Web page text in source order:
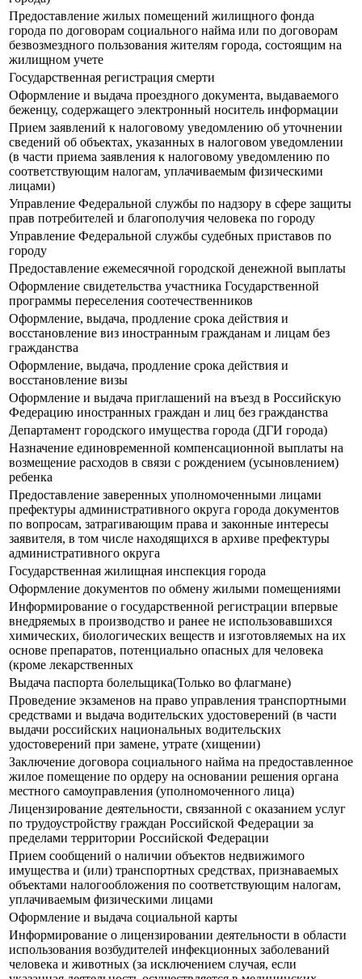
Предоставление жилых помещений жилищного фонда
города по договорам социального найма или по договорам
безвозмездного пользования жителям города, состоящим на
жилищном учете
Государственная регистрация смерти
Оформление и выдача проездного документа, выдаваемого
беженцу, содержащего электронный носитель информации
Прием заявлений к налоговому уведомлению об уточнении
сведений об объектах, указанных в налоговом уведомлении
(в части приема заявления к налоговому уведомлению по
соответствующим налогам, уплачиваемым физическими
лицами)
Управление Федеральной службы по надзору в сфере защиты
прав потребителей и благополучия человека по городу
Управление Федеральной службы судебных приставов по
городу
Предоставление ежемесячной городской денежной выплаты
Оформление свидетельства участника Государственной
программы переселения соотечественников
Оформление, выдача, продление срока действия и
восстановление виз иностранным гражданам и лицам без
гражданства
Оформление, выдача, продление срока действия и
восстановление визы
Оформление и выдача приглашений на въезд в Российскую
Федерацию иностранных граждан и лиц без гражданства
Департамент городского имущества города (ДГИ города)
Назначение единовременной компенсационной выплаты на
возмещение расходов в связи с рождением (усыновлением)
ребенка
Предоставление заверенных уполномоченными лицами
префектуры административного округа города документов
по вопросам, затрагивающим права и законные интересы
заявителя, в том числе находящихся в архиве префектуры
административного округа
Государственная жилищная инспекция города
Оформление документов по обмену жилыми помещениями
Информирование о государственной регистрации впервые
внедряемых в производство и ранее не использовавшихся
химических, биологических веществ и изготовляемых на их
основе препаратов, потенциально опасных для человека
(кроме лекарственных
Выдача паспорта болельщика(Только во флагмане)
Прoведение экзаменов на право управления транспортными
средствами и выдача водительских удостоверений (в части
выдачи российских национальных водительских
удостоверений при замене, утрате (хищении)
Заключение договора социального найма на предоставленное
жилое помещение по ордеру на основании решения органа
местного самоуправления (уполномоченного лица)
Лицензирование деятельности, связанной с оказанием услуг
по трудоустройству граждан Российской Федерации за
пределами территории Российской Федерации
Прием сообщений о наличии объектов недвижимого
имущества и (или) транспортных средствах, признаваемых
объектами налогообложения по соответствующим налогам,
уплачиваемым физическими лицами
Оформление и выдача социальной карты
Информирование о лицензировании деятельности в области
использования возбудителей инфекционных заболеваний
человека и животных (за исключением случая, если